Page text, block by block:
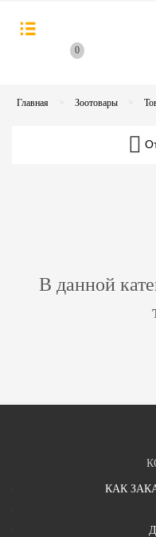
0
Главная Зоотовары
В данной
КАК